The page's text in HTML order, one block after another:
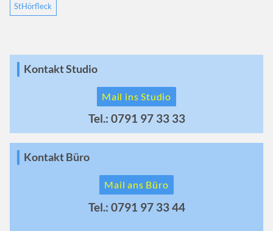
StHörfleck
Kontakt Studio
Mail ins Studio
Tel.: 0791 97 33 33
Kontakt Büro
Mail ans Büro
Tel.: 0791 97 33 44